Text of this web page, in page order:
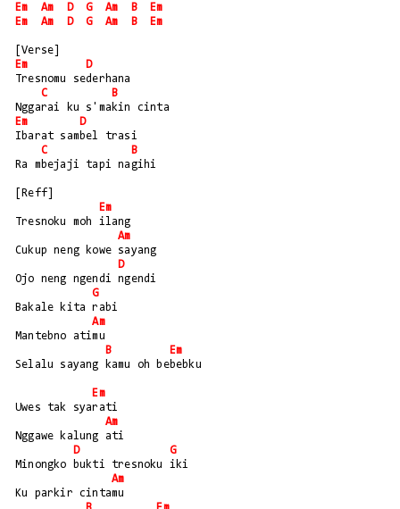
Em
Am D G Am B
Em
Em
Am D G Am B Em
[Verse]
Em
D
Tresnomu sederhana
C
B
Nggarai ku s'makin cinta
Em
D
Ibarat sambel trasi
C
B
Ra mbejaji tapi nagihi
[Reff]
Em
Tresnoku moh ilang
Am
Cukup neng kowe sayang
D
Ojo neng ngendi ngendi
G
Bakale kita rabi
Am
Mantebno atimu
B
Em
Selalu sayang kamu oh bebebku
Em
Uwes tak syarati
Am
Nggawe kalung ati
D
G
Minongko bukti tresnoku iki
Am
Ku parkir cintamu